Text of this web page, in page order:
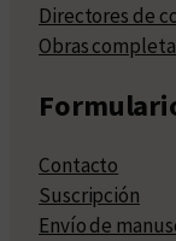
Directores de
Obras
Contacto
Suscripción
Envío de